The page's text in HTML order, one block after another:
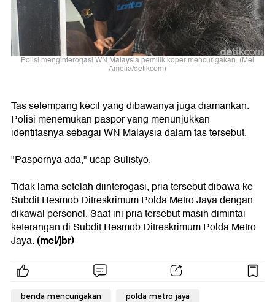
Polisi menginterogasi WN Malaysia pemilik koper mencurigakan. (Mei
Amelia/detikcom)
Tas selempang kecil yang dibawanya juga diamankan.
Polisi menemukan paspor yang menunjukkan
identitasnya sebagai WN Malaysia dalam tas tersebut.
"Paspornya ada," ucap Sulistyo.
Tidak lama setelah diinterogasi, pria tersebut dibawa ke
Subdit Resmob Ditreskrimum Polda Metro Jaya dengan
dikawal personel. Saat ini pria tersebut masih dimintai
keterangan di Subdit Resmob Ditreskrimum Polda Metro
Jaya.(mei/jbr)
benda mencurigakan polda metro jaya